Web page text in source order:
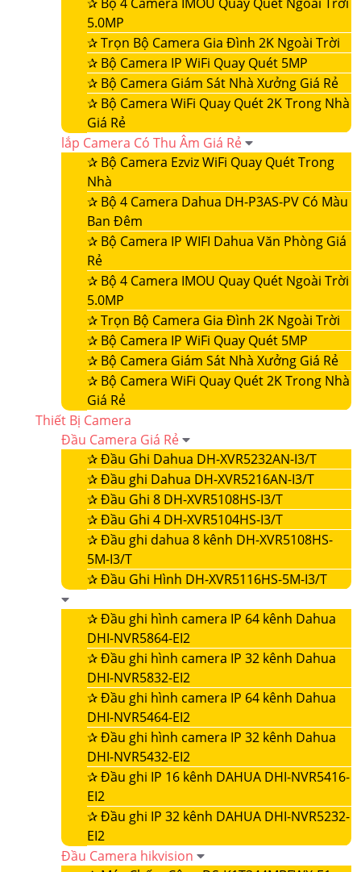
5.0MP
✰Trọn Bộ Camera Gia Đình 2K Ngoài Trời
✰ Bộ Camera IP WiFi Quay Quét 5MP
✰ Bộ Camera Giám Sát Nhà Xưởng Giá Rẻ
✰ Bộ Camera WiFi Quay Quét 2K Trong Nhà
Giá Rẻ
lắp Camera Có Thu Âm Giá Rẻ
✰ Bộ Camera Ezviz WiFi Quay Quét Trong
Nhà
✰ Bộ 4 Camera Dahua DH-P3AS-PV Có Màu
Ban Đêm
✰ Bộ Camera IP WIFI Dahua Văn Phòng Giá
Rẻ
✰ Bộ 4 Camera IMOU Quay Quét Ngoài Trời
5.0MP
✰Trọn Bộ Camera Gia Đình 2K Ngoài Trời
✰ Bộ Camera IP WiFi Quay Quét 5MP
✰ Bộ Camera Giám Sát Nhà Xưởng Giá Rẻ
✰ Bộ Camera WiFi Quay Quét 2K Trong Nhà
Giá Rẻ
Thiết Bị Camera
Đầu Camera Giá Rẻ
✰Đầu Ghi Dahua DH-XVR5232AN-I3/T
✰Đầu ghi Dahua DH-XVR5216AN-I3/T
✰Đầu Ghi 8 DH-XVR5108HS-I3/T
✰Đầu Ghi 4 DH-XVR5104HS-I3/T
✰Đầu ghi dahua 8 kênh DH-XVR5108HS-
5M-I3/T
✰Đầu Ghi Hình DH-XVR5116HS-5M-I3/T
✰Đầu ghi hình camera IP 64 kênh Dahua
DHI-NVR5864-EI2
✰Đầu ghi hình camera IP 32 kênh Dahua
DHI-NVR5832-EI2
✰Đầu ghi hình camera IP 64 kênh Dahua
DHI-NVR5464-EI2
✰Đầu ghi hình camera IP 32 kênh Dahua
DHI-NVR5432-EI2
✰Đầu ghi IP 16 kênh DAHUA DHI-NVR5416-
EI2
✰Đầu ghi IP 32 kênh DAHUA DHI-NVR5232-
EI2
Đầu Camera hikvision